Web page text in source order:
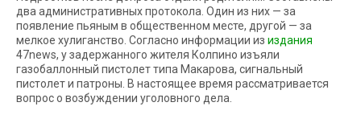
два административных протокола. Один из них — за
появление пьяным в общественном месте, другой — за
мелкое хулиганство. Согласно информации из издания
47news, у задержанного жителя Колпино изъяли
газобаллонный пистолет типа Макарова, сигнальный
пистолет и патроны. В настоящее время рассматривается
вопрос о возбуждении уголовного дела.